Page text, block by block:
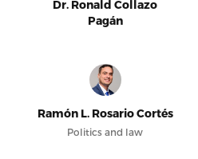
Dr. Ronald Collazo
Pagán
Ramón L. Rosario Cortés
Politics and law